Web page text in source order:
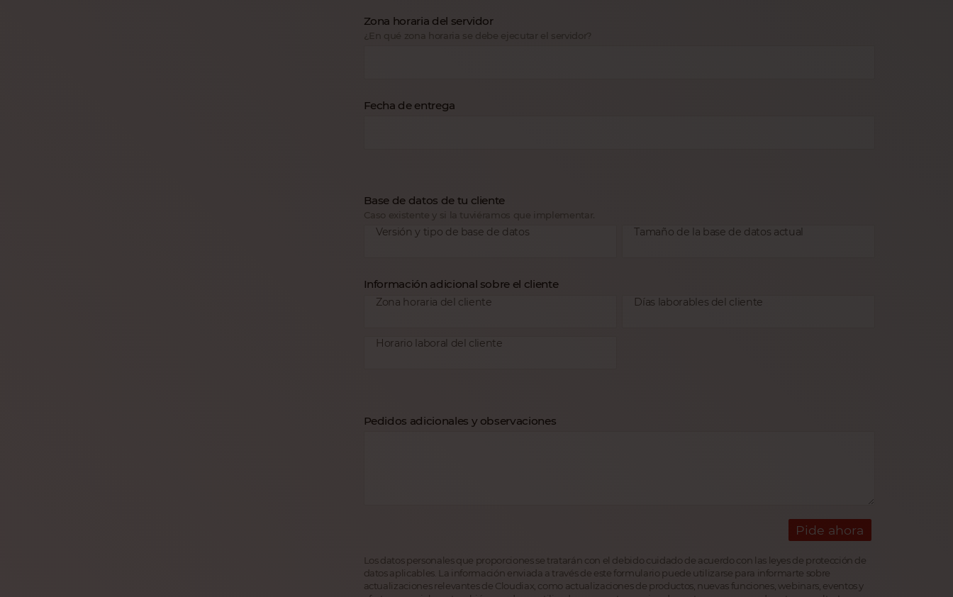
Zona horaria del servidor
¿En qué zona horaria se debe ejecutar el servidor?
Fecha de entrega
Base de datos de tu cliente
Caso existente y si la tuviéramos que implementar.
Versión y tipo de base de datos Tamaño de la base de datos actual
Información adicional sobre el cliente
Zona horaria del cliente Días laborables del cliente
Horario laboral del cliente
Pedidos adicionales y observaciones
Pide ahora
Los datos personales que proporciones se tratarán con el debido cuidado de acuerdo con las leyes de protección de
datos aplicables. La información enviada a través de este formulario puede utilizarse para informarte sobre
actualizaciones relevantes de Cloudiax, como actualizaciones de productos, nuevas funciones, webinars, eventos y